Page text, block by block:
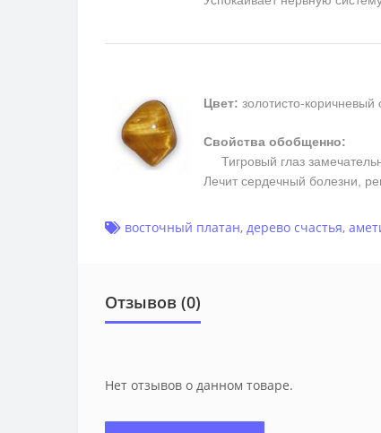
Цвет: золотисто-
Свойства обобщенно:
Тигровый глаз
Лечит сердечный болезни,
восточный платан, дерево счастья,
Отзывов (0)
Нет отзывов о данном товаре.